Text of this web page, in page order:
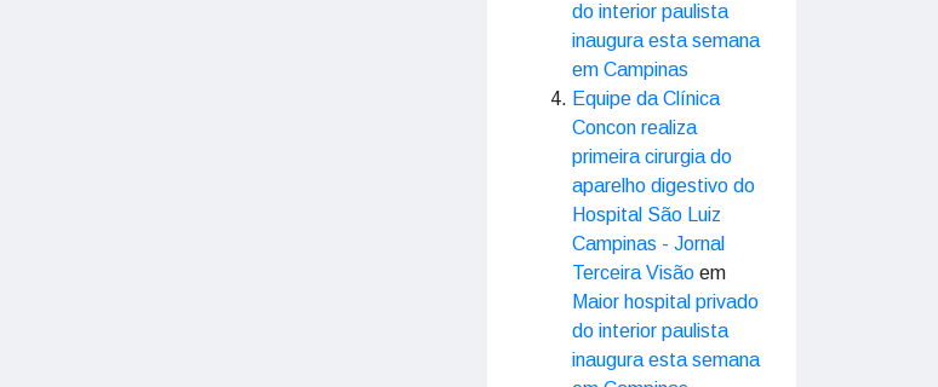
do interior paulista
inaugura esta semana
em Campinas
Equipe da Clínica
Concon realiza
primeira cirurgia do
aparelho digestivo do
Hospital São Luiz
Campinas - Jornal
Terceira Visão em
Maior hospital privado
do interior paulista
inaugura esta semana